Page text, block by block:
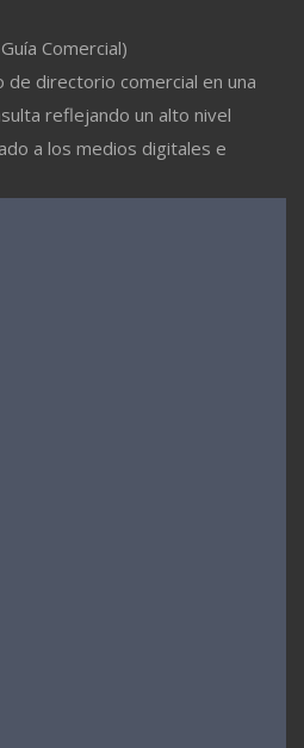
Comercial)
de directorio comercial en una
reflejando un alto nivel
a los medios digitales e